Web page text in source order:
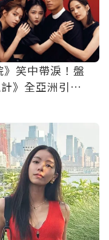
笑中帶淚！盤
》全亞洲引發